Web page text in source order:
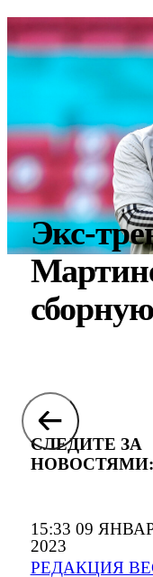
15:33 09
2023
РЕДАКЦИЯ
Экс-
СЛЕДИТЕ ЗА
НОВОСТЯМИ: